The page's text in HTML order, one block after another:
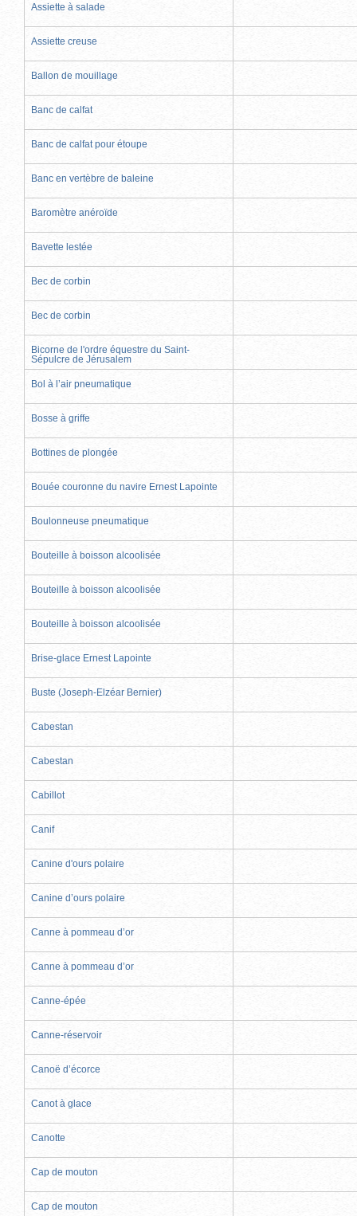
Assiette à salade
Assiette creuse
Ballon de mouillage
Banc de calfat
Banc de calfat pour étoupe
Banc en vertèbre de baleine
Baromètre anéroïde
Bavette lestée
Bec de corbin
Bec de corbin
Bicorne de l'ordre équestre du Saint-
Sépulcre de Jérusalem
Bol à l’air pneumatique
Bosse à griffe
Bottines de plongée
Bouée couronne du navire Ernest Lapointe
Boulonneuse pneumatique
Bouteille à boisson alcoolisée
Bouteille à boisson alcoolisée
Bouteille à boisson alcoolisée
Brise-glace Ernest Lapointe
Buste (Joseph-Elzéar Bernier)
Cabestan
Cabestan
Cabillot
Canif
Canine d'ours polaire
Canine d’ours polaire
Canne à pommeau d’or
Canne à pommeau d’or
Canne-épée
Canne-réservoir
Canoë d’écorce
Canot à glace
Canotte
Cap de mouton
Cap de mouton